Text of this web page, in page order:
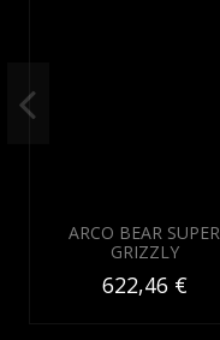
ARCO BEAR SUPER
GRIZZLY
622,46 €